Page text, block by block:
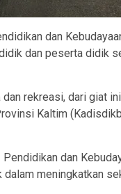
dan
dan peserta didik
rekreasi, dari giat
Kaltim
dan
meningkatkan